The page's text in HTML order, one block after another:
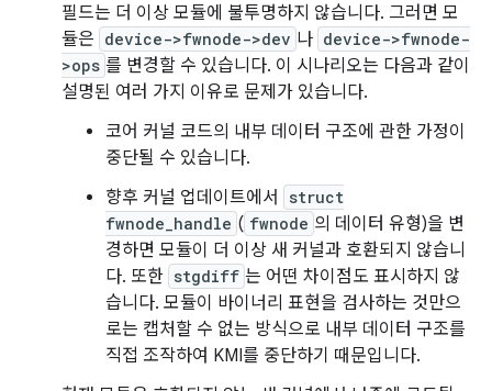
필드는 더 이상 모듈에 불투명하지 않습니다. 그러면 모
듈은 device->fwnode->dev 나 device->fwnode-
>ops 를 변경할 수 있습니다. 이 시나리오는 다음과 같이
설명된 여러 가지 이유로 문제가 있습니다.
코어 커널 코드의 내부 데이터 구조에 관한 가정이
중단될 수 있습니다.
향후 커널 업데이트에서
struct
fwnode_handle ( fwnode 의 데이터 유형)을 변
경하면 모듈이 더 이상 새 커널과 호환되지 않습니
다. 또한 stgdiff 는 어떤 차이점도 표시하지 않
습니다. 모듈이 바이너리 표현을 검사하는 것만으
로는 캡처할 수 없는 방식으로 내부 데이터 구조를
직접 조작하여 KMI를 중단하기 때문입니다.